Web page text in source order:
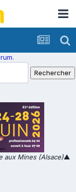
aux Mines (Alsace)▲